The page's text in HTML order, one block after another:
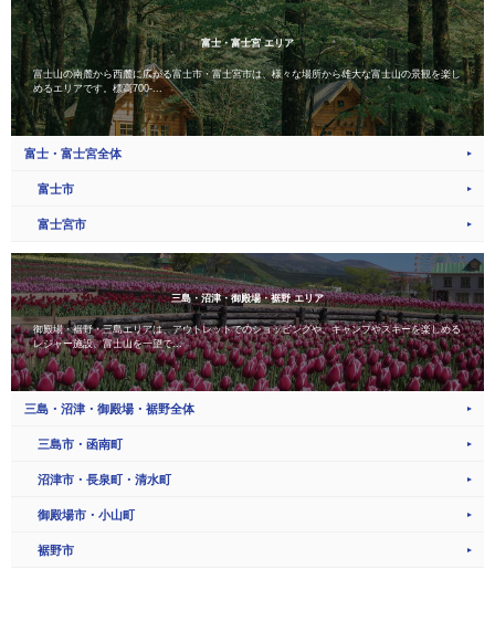
富士・富士宮 エリア
富士山の南麓から西麓に広がる富士市・富士宮市は、様々な場所から雄大な富士山の景観を楽し
めるエリアです。標高700-...
富士・富士宮全体
富士市
富士宮市
三島・沼津・御殿場・裾野 エリア
御殿場・裾野・三島エリアは、アウトレットでのショッピングや、キャンプやスキーを楽しめる
レジャー施設、富士山を一望で...
三島・沼津・御殿場・裾野全体
三島市・函南町
沼津市・長泉町・清水町
御殿場市・小山町
裾野市